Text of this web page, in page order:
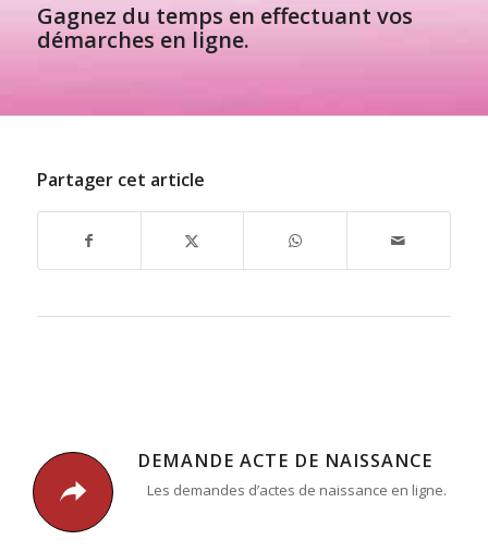
Gagnez du temps en effectuant vos
démarches en ligne.
Partager cet article
DEMANDE ACTE DE NAISSANCE
Les demandes d’actes de naissance en ligne.